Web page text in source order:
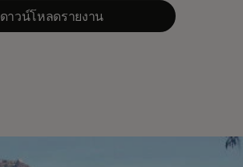
ดาวน์โหลดรายงาน